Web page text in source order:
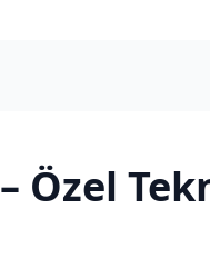
– Özel